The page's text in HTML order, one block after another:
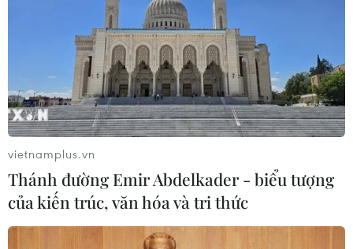
vietnamplus.vn
Thánh đường Emir Abdelkader - biểu tượng
của kiến trúc, văn hóa và tri thức